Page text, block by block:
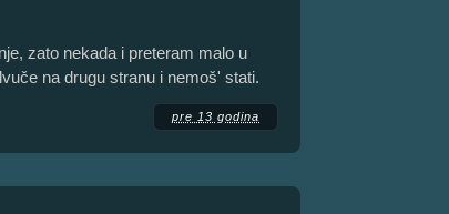
zato nekada i preteram malo u
na drugu stranu i nemoš' stati.
pre 13 godina